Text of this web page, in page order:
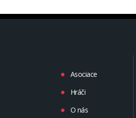
Asociace
Hráči
O nás